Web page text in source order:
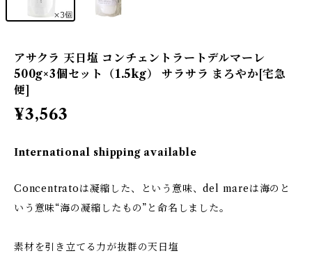
アサクラ 天日塩 コンチェントラートデルマーレ
500g×3個セット（1.5kg） サラサラ まろやか[宅急
便]
¥3,563
International shipping available
Concentratoは凝縮した、という意味、del mareは海のと
いう意味“海の凝縮したもの”と命名しました。
素材を引き立てる力が抜群の天日塩